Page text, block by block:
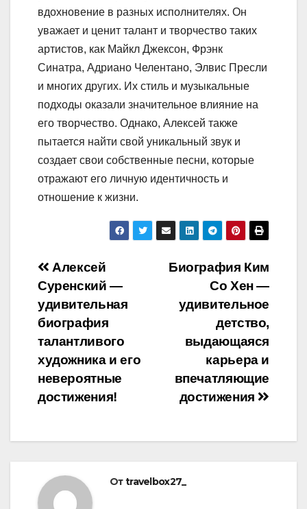
вдохновение в разных исполнителях. Он
уважает и ценит талант и творчество таких
артистов, как Майкл Джексон, Фрэнк
Синатра, Адриано Челентано, Элвис Пресли
и многих других. Их стиль и музыкальные
подходы оказали значительное влияние на
его творчество. Однако, Алексей также
пытается найти свой уникальный звук и
создает свои собственные песни, которые
отражают его личную идентичность и
отношение к жизни.
Навигация
по
записям
Биография Ким
Со Хен —
удивительное
детство,
выдающаяся
карьера и
впечатляющие
достижения
Алексей
Суренский —
удивительная
биография
талантливого
художника и его
невероятные
достижения!
Отtravelbox27_